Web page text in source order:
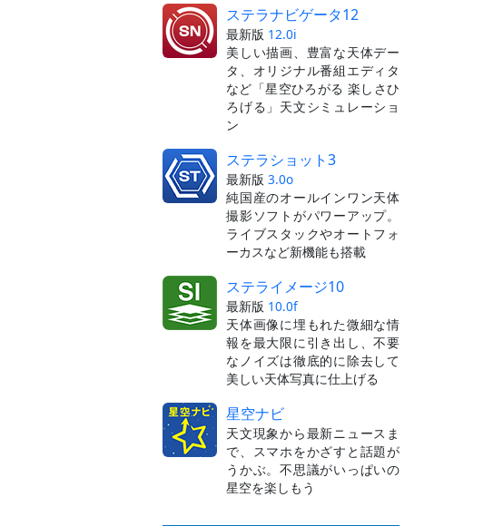
ステラナビゲータ12
最新版 12.0i
美しい描画、豊富な天体デー
タ、オリジナル番組エディタ
など「星空ひろがる 楽しさひ
ろげる」天文シミュレーショ
ン
ステラショット3
最新版 3.0o
純国産のオールインワン天体
撮影ソフトがパワーアップ。
ライブスタックやオートフォ
ーカスなど新機能も搭載
ステライメージ10
最新版 10.0f
天体画像に埋もれた微細な情
報を最大限に引き出し、不要
なノイズは徹底的に除去して
美しい天体写真に仕上げる
星空ナビ
天文現象から最新ニュースま
で、スマホをかざすと話題が
うかぶ。不思議がいっぱいの
星空を楽しもう